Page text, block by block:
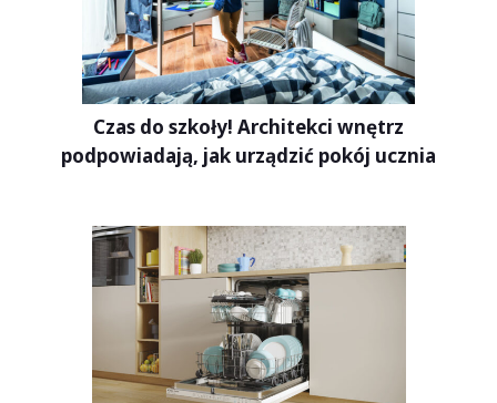
Czas do szkoły! Architekci wnętrz
podpowiadają, jak urządzić pokój ucznia